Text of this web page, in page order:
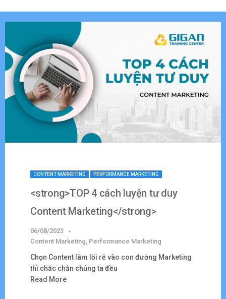
CONTENT MARKETING PERFORMANCE MARKETING
<strong>TOP 4 cách luyện tư duy
Content Marketing</strong>
06/08/2023
Content Marketing, Performance Marketing
Chọn Content làm lối rẽ vào con đường Marketing
thì chắc chắn chúng ta đều
Read More